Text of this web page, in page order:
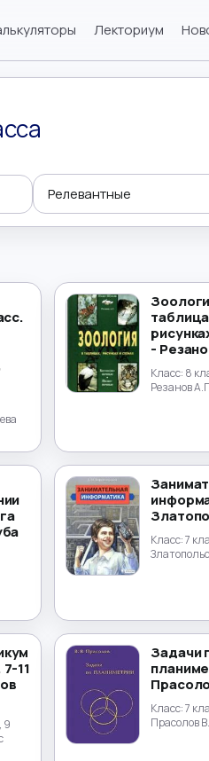
Лекториум
-
Класс: 8
Резанов
Класс:7
11
9
Задачи
Класс:7
Прасолов